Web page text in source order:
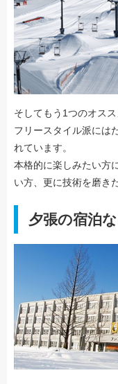
そしてもう1つのオスス
フリースタイル派には
れています。
本格的に楽しみたい方
い方、更に技術を磨き
夕張の宿泊